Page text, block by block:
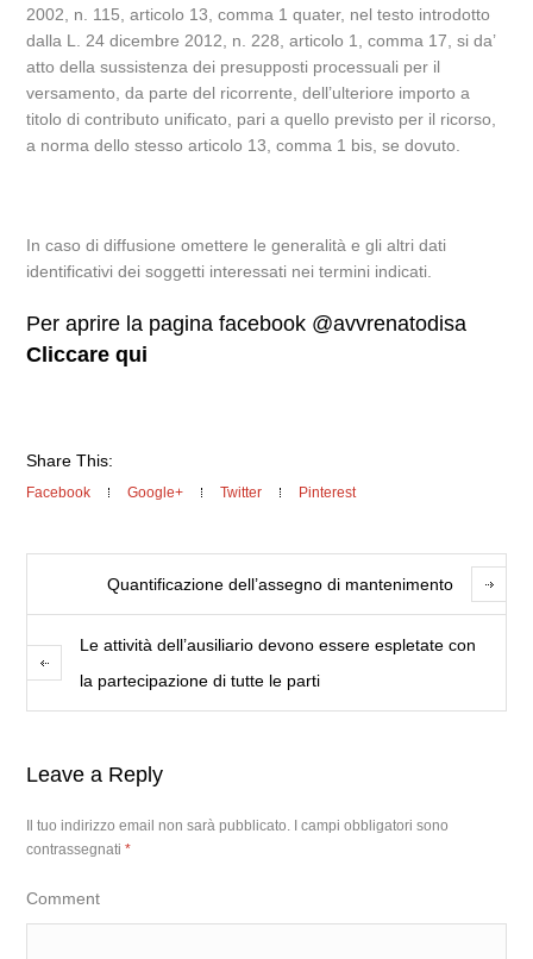
2002, n. 115, articolo 13, comma 1 quater, nel testo introdotto
dalla L. 24 dicembre 2012, n. 228, articolo 1, comma 17, si da’
atto della sussistenza dei presupposti processuali per il
versamento, da parte del ricorrente, dell’ulteriore importo a
titolo di contributo unificato, pari a quello previsto per il ricorso,
a norma dello stesso articolo 13, comma 1 bis, se dovuto.
In caso di diffusione omettere le generalità e gli altri dati
identificativi dei soggetti interessati nei termini indicati.
Per aprire la pagina facebook @avvrenatodisa
Cliccare qui
Share This:
Facebook Google+ Twitter Pinterest
Quantificazione dell’assegno di mantenimento
Le attività dell’ausiliario devono essere espletate con
la partecipazione di tutte le parti
Leave a Reply
Il tuo indirizzo email non sarà pubblicato.
I campi obbligatori sono
contrassegnati*
Comment